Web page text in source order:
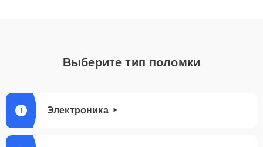
Выберите тип поломки
Электроника